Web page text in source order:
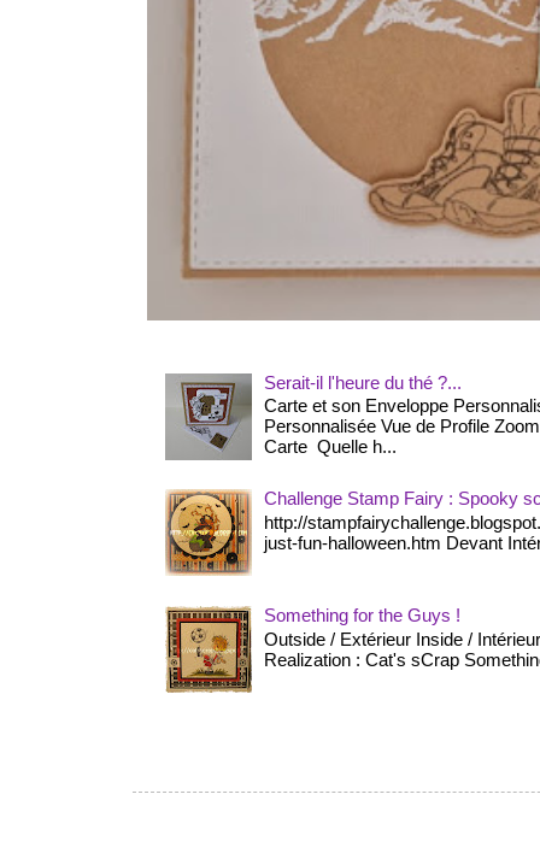
Serait-il l'heure du thé ?...
Carte et son Enveloppe
Personnalisée Vue de Profile
Carte Quelle h...
Challenge Stamp Fairy : Spooky
http://
just-fun-halloween.htm Devant
Something for the Guys !
Outside / Extérieur Inside /
Realization : Cat's sCrap